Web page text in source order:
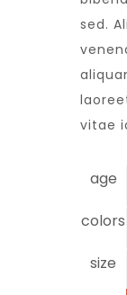
sed.
vitae
age
colors
size